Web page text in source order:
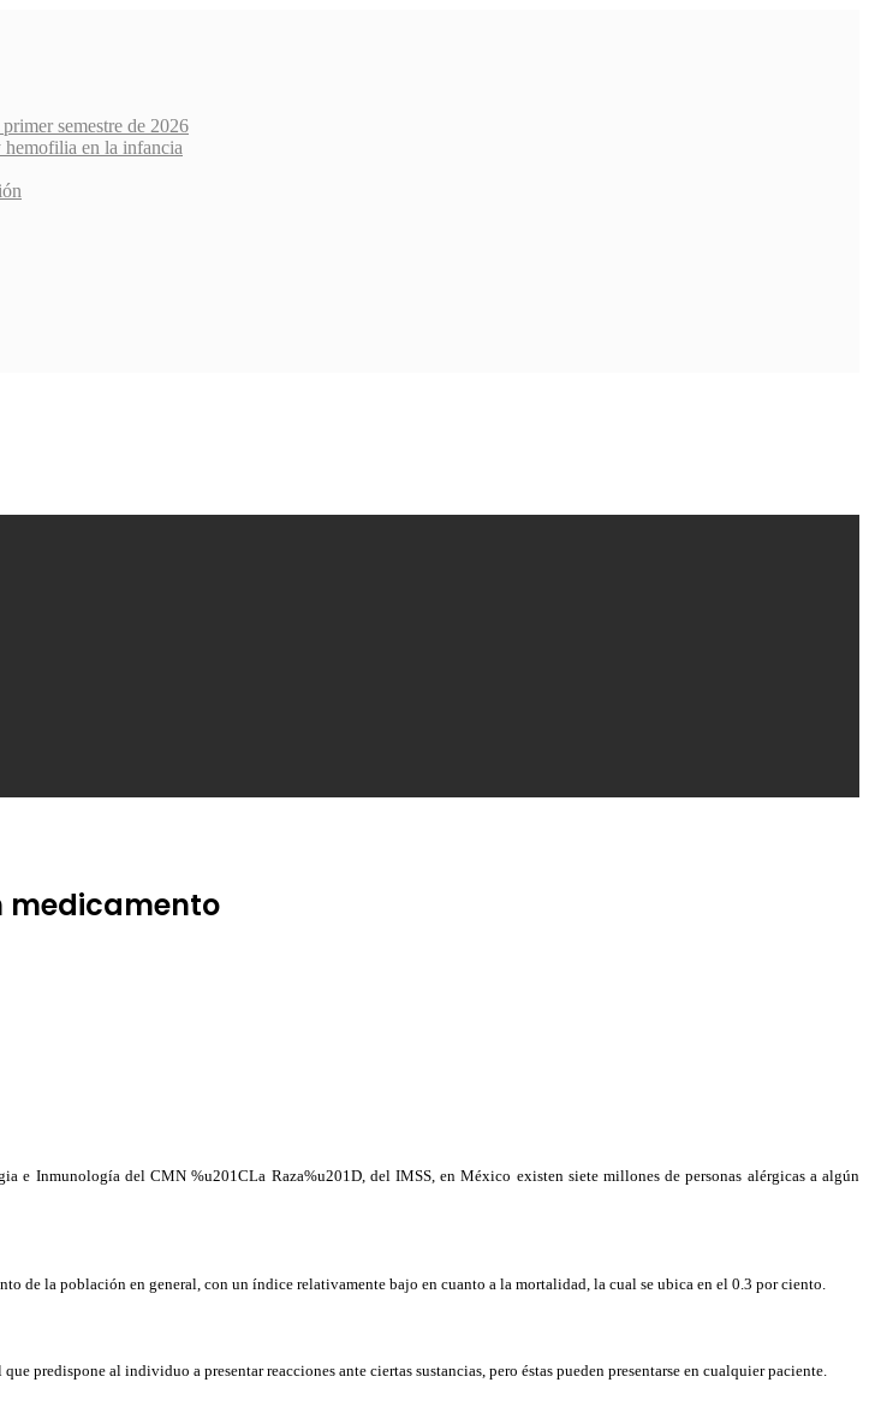
semestre de 2026
hemofilia en la infancia
medicamento
e Inmunología del CMN %u201CLa Raza%u201D, del IMSS, en México existen siete millones de personas alérgicas a algún
de la población en general, con un índice relativamente bajo en cuanto a la mortalidad, la cual se ubica en el 0.3 por ciento.
predispone al individuo a presentar reacciones ante ciertas sustancias, pero éstas pueden presentarse en cualquier paciente.